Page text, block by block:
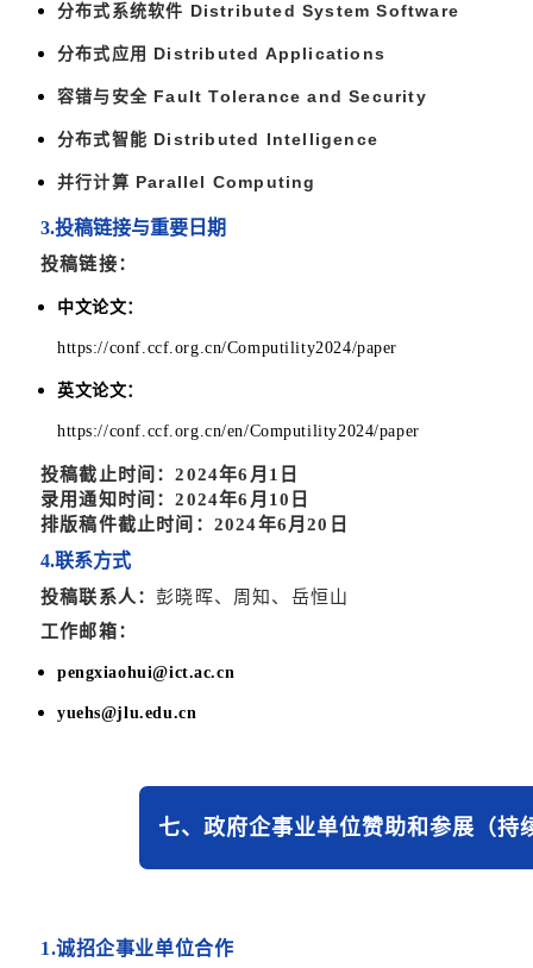
分布式系统软件 Distributed System Software
分布式应用 Distributed Applications
容错与安全 Fault Tolerance and Security
分布式智能 Distributed Intelligence
并行计算 Parallel Computing
3.投稿链接与重要日期
投稿链接：
中文论文：
https://conf.ccf.org.cn/Computility2024/paper
英文论文：
https://conf.ccf.org.cn/en/Computility2024/paper
投稿截止时间：2024年6月1日
录用通知时间：2024年6月10日
排版稿件截止时间：2024年6月20日
4.联系方式
投稿联系人：彭晓晖、周知、岳恒山
工作邮箱：
pengxiaohui@ict.ac.cn
yuehs@jlu.edu.cn
七、政府企事业单位赞助和参展（持
1.诚招企事业单位合作